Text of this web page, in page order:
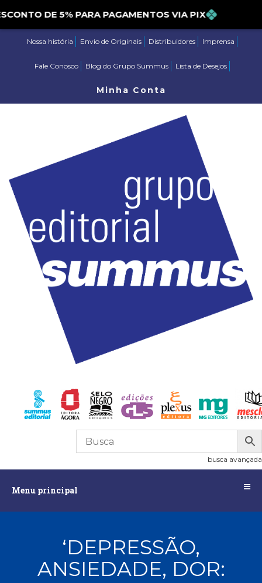
DESCONTO DE 5% PARA PAGAMENTOS VIA PIX
Nossa história Envio de Originais Distribuidores Imprensa
Fale Conosco Blog do Grupo Summus Lista de Desejos
Minha Conta
busca avançada
Menu principal
principalAssuntos
Administração,
RH
PROMOÇÕES
‘DEPRESSÃO,
ANSIEDADE, DOR: